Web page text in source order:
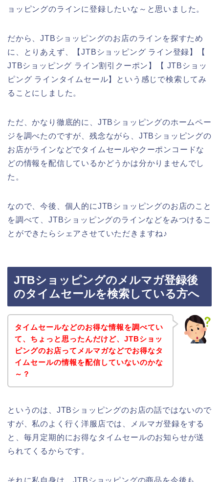
ョッピングのラインに登録したいな～と思いました。
だから、JTBショッピングのお店のラインを探すため
に、とりあえず、【JTBショッピング ライン登録】【
JTBショッピング ライン割引クーポン】【 JTBショッ
ピング ラインタイムセール】という感じで検索してみ
ることにしました。
ただ、かなり徹底的に、JTBショッピングのホームペー
ジを調べたのですが、残念ながら、JTBショッピングの
お店がラインなどでタイムセールやクーポンコードな
どの情報を配信しているかどうかは分かりませんでし
た。
なので、今後、個人的にJTBショッピングのお店のこと
を調べて、JTBショッピングのラインなどをみつけるこ
とができたらシェアさせていただきますね♪
JTBショッピングのメルマガ登録後
のタイムセールを検索している方へ
タイムセールなどのお得な情報を調べてい
て、ちょっと思ったんだけど、JTBショッ
ピングのお店ってメルマガなどでお得なタ
イムセールの情報を配信していないのかな
～？
というのは、JTBショッピングのお店の話ではないので
すが、私のよく行く洋服店では、メルマガ登録をする
と、毎月定期的にお得なタイムセールのお知らせが送
られてくるからです。
それに私自身は、JTBショッピングの商品を今後も